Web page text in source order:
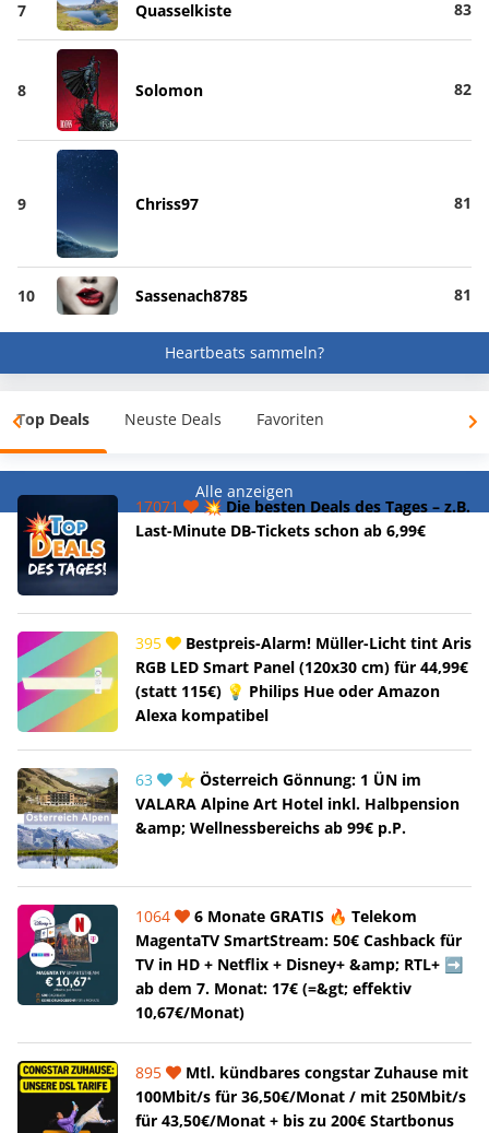
7 Quasselkiste 83
8 Solomon 82
9 Chriss97 81
10 Sassenach8785 81
Heartbeats sammeln?
Top Deals Neuste Deals Favoriten
Alle anzeigen
17071
💥 Die besten Deals des Tages – z.B.
Last-Minute DB-Tickets schon ab 6,99€
395
Bestpreis-Alarm! Müller-Licht tint Aris
RGB LED Smart Panel (120x30 cm) für 44,99€
(statt 115€) 💡 Philips Hue oder Amazon
Alexa kompatibel
63
⭐ Österreich Gönnung: 1 ÜN im
VALARA Alpine Art Hotel inkl. Halbpension
&amp; Wellnessbereichs ab 99€ p.P.
1064
6 Monate GRATIS 🔥 Telekom
MagentaTV SmartStream: 50€ Cashback für
TV in HD + Netflix + Disney+ &amp; RTL+ ➡️
ab dem 7. Monat: 17€ (=&gt; effektiv
10,67€/Monat)
895
Mtl. kündbares congstar Zuhause mit
100Mbit/s für 36,50€/Monat / mit 250Mbit/s
für 43,50€/Monat + bis zu 200€ Startbonus